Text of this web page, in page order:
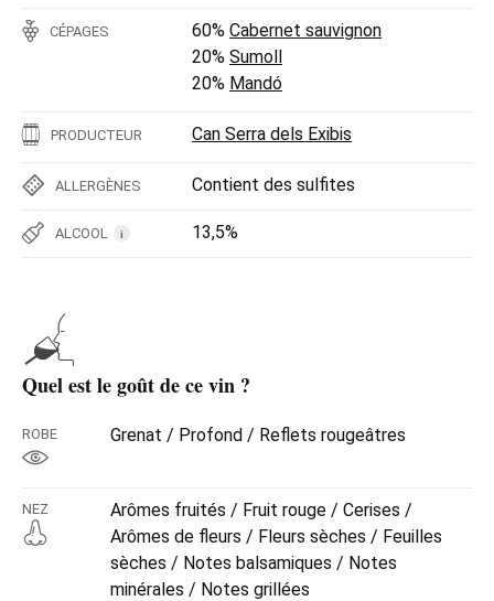
CÉPAGES 60% Cabernet sauvignon
20% Sumoll
20% Mandó
PRODUCTEUR Can Serra dels Exibis
ALLERGÈNES Contient des sulfites
ALCOOL i 13,5%
Quel est le goût de ce vin ?
ROBE Grenat / Profond / Reflets rougeâtres
NEZ
Arômes fruités / Fruit rouge / Cerises /
Arômes de fleurs / Fleurs sèches / Feuilles
sèches / Notes balsamiques / Notes
minérales / Notes grillées